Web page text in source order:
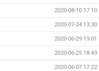
2020-08-10 17:10
2020-07-24 13:30
2020-06-29 19:01
2020-06-25 18:49
2020-06-07 17:22